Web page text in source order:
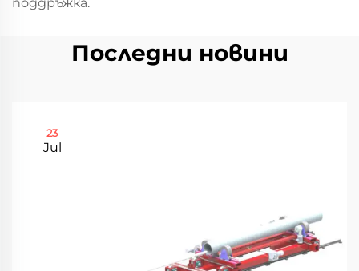
Последни новини
23
Jul